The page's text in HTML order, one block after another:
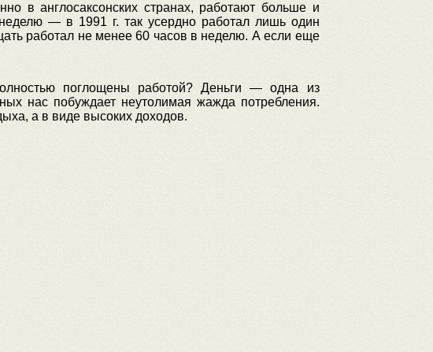
в англосаксонских странах, работают больше и
— в 1991 г. так усердно работал лишь один
работал не менее 60 часов в неделю. А если еще
поглощены работой? Деньги — одна из
нас побуждает неутолимая жажда потребления.
а в виде высоких доходов.